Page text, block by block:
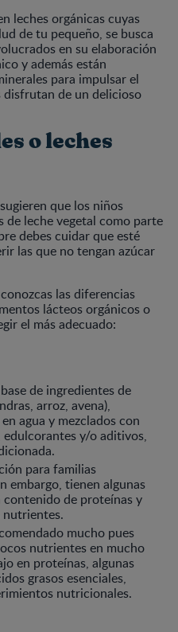
leches orgánicas cuyas
de tu pequeño, se busca
en su elaboración
y además están
para impulsar el
de un delicioso
o leches
que los niños
de leche vegetal como parte
debes cuidar que esté
las que no tengan azúcar
las diferencias
lácteos orgánicos o
el más adecuado:
de ingredientes de
arroz, avena),
agua y mezclados con
y/o aditivos,
para familias
embargo, tienen algunas
de proteínas y
nutrientes.
mucho pues
nutrientes en mucho
en proteínas, algunas
grasos esenciales,
nutricionales.